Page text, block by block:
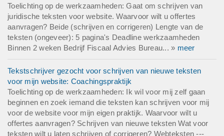
Toelichting op de werkzaamheden: Gaat om schrijven van
juridische teksten voor website. Waarvoor wilt u offertes
aanvragen? Beide (schrijven en corrigeren) Lengte van de
teksten (ongeveer): 5 pagina's Deadline werkzaamheden
Binnen 2 weken Bedrijf Fiscaal Advies Bureau... » meer
Tekstschrijver gezocht voor schrijven van nieuwe teksten
voor mijn website: Coachingspraktijk
Toelichting op de werkzaamheden: Ik wil voor mij zelf gaan
beginnen en zoek iemand die teksten kan schrijven voor mij
voor de website voor mijn eigen praktijk. Waarvoor wilt u
offertes aanvragen? Schrijven van nieuwe teksten Wat voor
teksten wilt u laten schrijven of corrigeren? Webteksten ---